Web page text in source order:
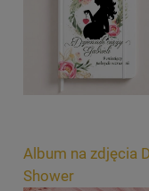
Album na zdjęcia
Shower